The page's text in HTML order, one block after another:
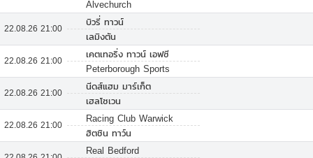
Alvechurch
22.08.26 21:00
บิวรี่ ทาวน์
เลมิงตัน
22.08.26 21:00
เคตเทอริ่ง ทาวน์ เอฟซี
Peterborough Sports
22.08.26 21:00
นีดส์แฮม มาร์เก็ต
เฮลโซเวน
22.08.26 21:00
Racing Club Warwick
ฮิตชิน ทาว์น
Real Bedford